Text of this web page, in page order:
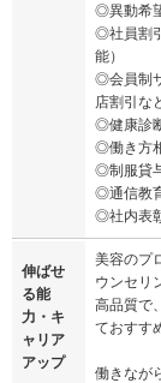
◎異動希
◎社員割
能）
◎会員制
店割引な
◎健康診
◎働き方
◎制服貸
◎通信教
◎社内表
伸ばせ
る能
力・キ
ャリア
アップ
美容のプ
ウンセリ
高品質で
ておすす
働きなが